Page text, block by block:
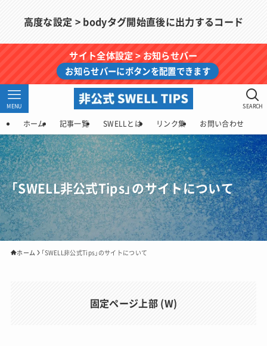
高度な設定 > bodyタグ開始直後に出力するコード
サイト全体設定 > お知らせバー
お知らせバーにボタンを配置できます
SEARCH
MENU
ホーム 記事一覧 SWELLとは リンク集 お問い合わせ
「SWELL非公式Tips」のサイトについて
ホーム 「SWELL非公式Tips」のサイトについて
固定ページ上部 (W)